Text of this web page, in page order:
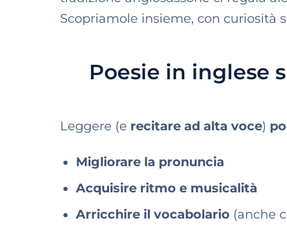
Scopriamole insieme, con curiosità
Poesie in inglese
Leggere (e recitare ad alta voce)
Migliorare la pronuncia
Acquisire ritmo e musicalità
Arricchire il vocabolario (anche